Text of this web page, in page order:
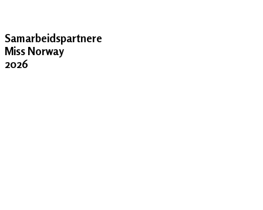
Samarbeidspartnere
Miss Norway
2026